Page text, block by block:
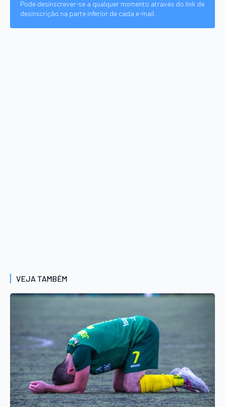
Pode desinscrever-se a qualquer momento através do link de
desinscrição na parte inferior de cada e-mail.
VEJA TAMBÉM